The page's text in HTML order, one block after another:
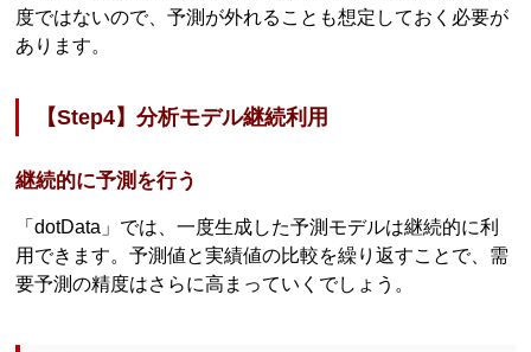
度ではないので、予測が外れることも想定しておく必要が
あります。
【Step4】分析モデル継続利用
継続的に予測を行う
「dotData」では、一度生成した予測モデルは継続的に利
用できます。予測値と実績値の比較を繰り返すことで、需
要予測の精度はさらに高まっていくでしょう。